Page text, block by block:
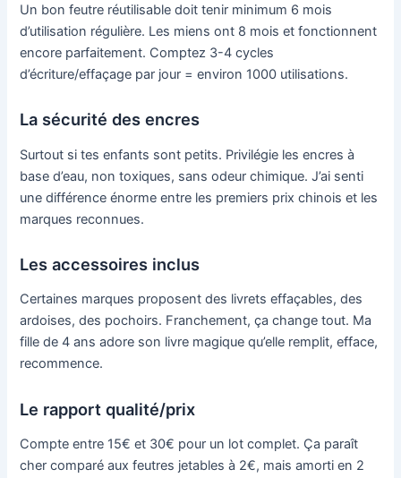
Un bon feutre réutilisable doit tenir minimum 6 mois
d’utilisation régulière. Les miens ont 8 mois et fonctionnent
encore parfaitement. Comptez 3-4 cycles
d’écriture/effaçage par jour = environ 1000 utilisations.
La sécurité des encres
Surtout si tes enfants sont petits. Privilégie les encres à
base d’eau, non toxiques, sans odeur chimique. J’ai senti
une différence énorme entre les premiers prix chinois et les
marques reconnues.
Les accessoires inclus
Certaines marques proposent des livrets effaçables, des
ardoises, des pochoirs. Franchement, ça change tout. Ma
fille de 4 ans adore son livre magique qu’elle remplit, efface,
recommence.
Le rapport qualité/prix
Compte entre 15€ et 30€ pour un lot complet. Ça paraît
cher comparé aux feutres jetables à 2€, mais amorti en 2